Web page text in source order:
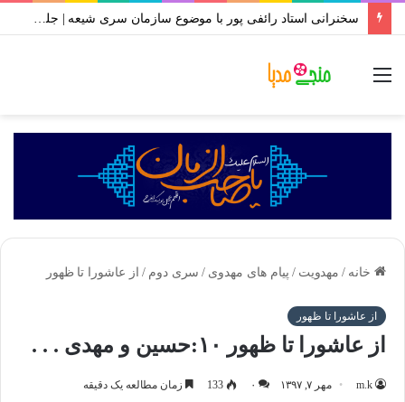
سخنرانی استاد رائفی پور با موضوع سازمان سری شیعه | جلسه ۱ تا ۱۰ | محرم ۱۴۰۱
خانه / مهدویت / پیام های مهدوی / سری دوم / از عاشورا تا ظهور
از عاشورا تا ظهور
از عاشورا تا ظهور ۱۰:حسین و مهدی . . .
m.k مهر ۷, ۱۳۹۷ ۰ 133 زمان مطالعه یک دقیقه